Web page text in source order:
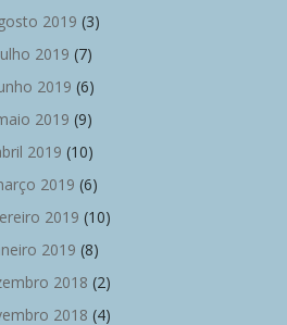
2019 (3)
2019 (7)
2019 (6)
2019 (9)
2019 (10)
2019 (6)
2019 (10)
2019 (8)
2018 (2)
2018 (4)